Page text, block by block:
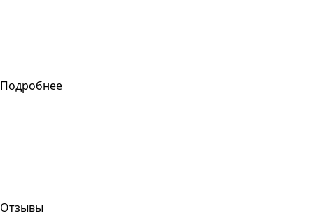
Подробнее
Отзывы